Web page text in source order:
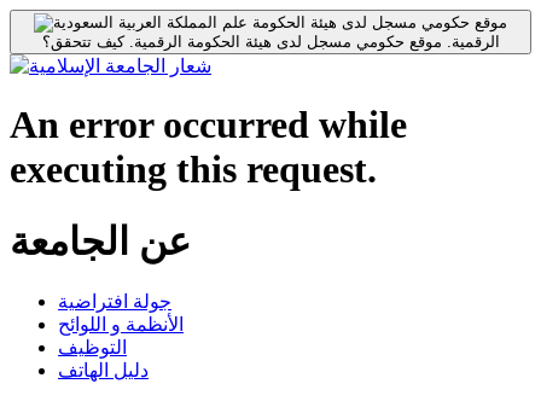
موقع حكومي مسجل لدى هيئة الحكومة
الرقمية. موقع حكومي مسجل لدى هيئة الحكومة الرقمية.كيف تتحقق؟
An error occurred while
executing this request.
عن الجامعة
جولة افتراضية
الأنظمة و اللوائح
التوظيف
دليل الهاتف